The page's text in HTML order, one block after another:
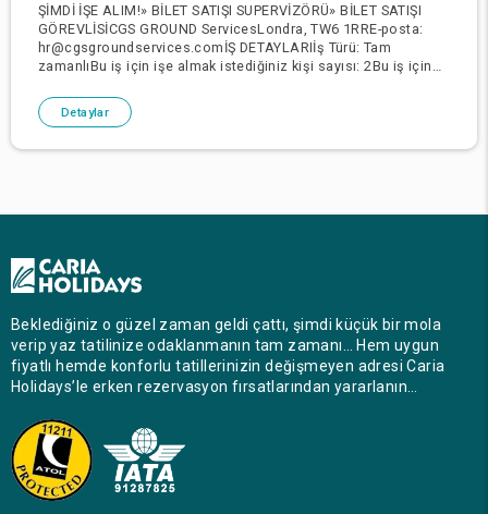
ŞİMDİ İŞE ALIM!» BİLET SATIŞI SUPERVİZÖRÜ» BİLET SATIŞI
GÖREVLİSİCGS GROUND ServicesLondra, TW6 1RRE-posta:
hr@cgsgroundservices.comİŞ DETAYLARIİş Türü: Tam
zamanlıBu iş için işe almak istediğiniz kişi sayısı: 2Bu iş için
Detaylar
Beklediğiniz o güzel zaman geldi çattı, şimdi küçük bir mola
verip yaz tatilinize odaklanmanın tam zamanı… Hem uygun
fiyatlı hemde konforlu tatillerinizin değişmeyen adresi Caria
Holidays’le erken rezervasyon fırsatlarından yararlanın…